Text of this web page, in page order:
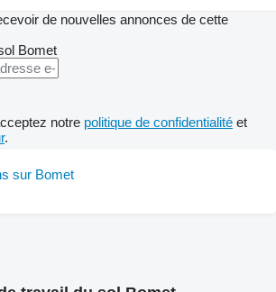
de nouvelles annonces de cette
Bomet
notre politique de confidentialité et
.
sur Bomet